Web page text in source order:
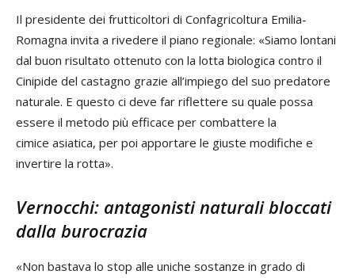
Il presidente dei frutticoltori di Confagricoltura Emilia-
Romagna invita a rivedere il piano regionale: «Siamo lontani
dal buon risultato ottenuto con la lotta biologica contro il
Cinipide del castagno grazie all’impiego del suo predatore
naturale. E questo ci deve far riflettere su quale possa
essere il metodo più efficace per combattere la
cimice asiatica, per poi apportare le giuste modifiche e
invertire la rotta».
Vernocchi: antagonisti naturali bloccati
dalla burocrazia
«Non bastava lo stop alle uniche sostanze in grado di